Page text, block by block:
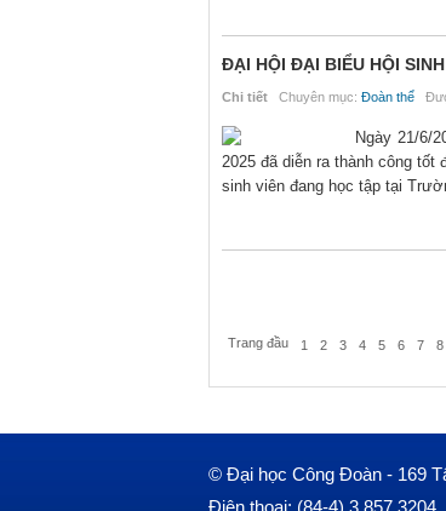
ĐẠI HỘI ĐẠI BIỂU HỘI
Chi tiết Chuyên mục: Đoàn thể
Ngày 21/6/
2025 đã diễn ra thành công
sinh viên đang học tập tại
Trang đầu 1 2 3 4 5 6 7 8
© Đại học Công Đoàn - 169
Điện thoại: (84-4) 3.857.3204